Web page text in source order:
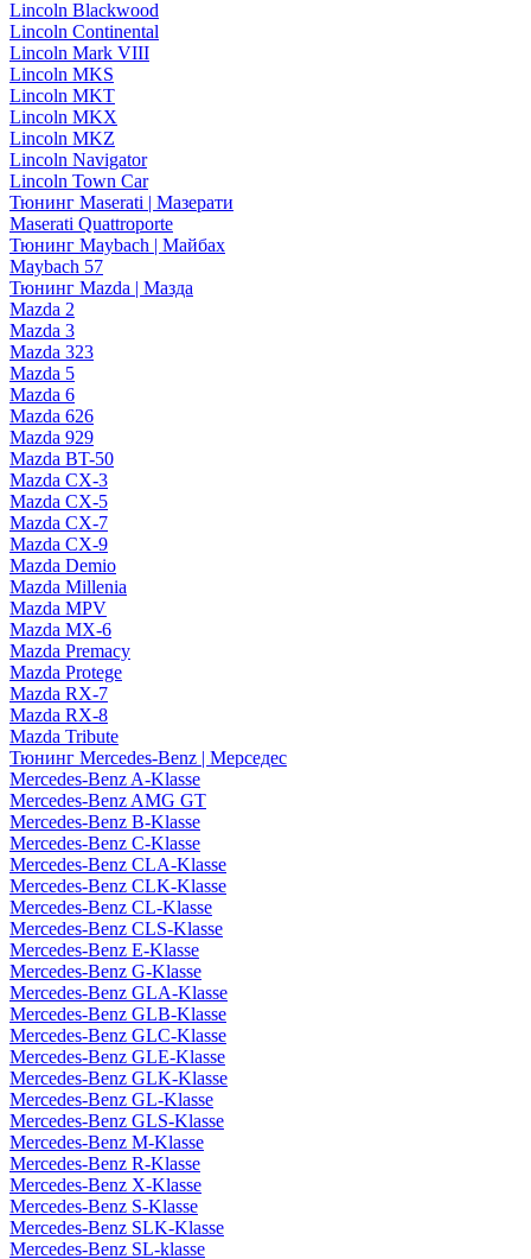
Lincoln Blackwood
Lincoln Continental
Lincoln Mark VIII
Lincoln MKS
Lincoln MKT
Lincoln MKX
Lincoln MKZ
Lincoln Navigator
Lincoln Town Car
Тюнинг Maserati | Мазерати
Maserati Quattroporte
Тюнинг Maybach | Майбах
Maybach 57
Тюнинг Mazda | Мазда
Mazda 2
Mazda 3
Mazda 323
Mazda 5
Mazda 6
Mazda 626
Mazda 929
Mazda BT-50
Mazda CX-3
Mazda CX-5
Mazda CX-7
Mazda CX-9
Mazda Demio
Mazda Millenia
Mazda MPV
Mazda MX-6
Mazda Premacy
Mazda Protege
Mazda RX-7
Mazda RX-8
Mazda Tribute
Тюнинг Mercedes-Benz | Мерседес
Mercedes-Benz A-Klasse
Mercedes-Benz AMG GT
Mercedes-Benz B-Klasse
Mercedes-Benz C-Klasse
Mercedes-Benz CLA-Klasse
Mercedes-Benz CLK-Klasse
Mercedes-Benz CL-Klasse
Mercedes-Benz CLS-Klasse
Mercedes-Benz E-Klasse
Mercedes-Benz G-Klasse
Mercedes-Benz GLA-Klasse
Mercedes-Benz GLB-Klasse
Mercedes-Benz GLC-Klasse
Mercedes-Benz GLE-Klasse
Mercedes-Benz GLK-Klasse
Mercedes-Benz GL-Klasse
Mercedes-Benz GLS-Klasse
Mercedes-Benz M-Klasse
Mercedes-Benz R-Klasse
Mercedes-Benz X-Klasse
Mercedes-Benz S-Klasse
Mercedes-Benz SLK-Klasse
Mercedes-Benz SL-klasse